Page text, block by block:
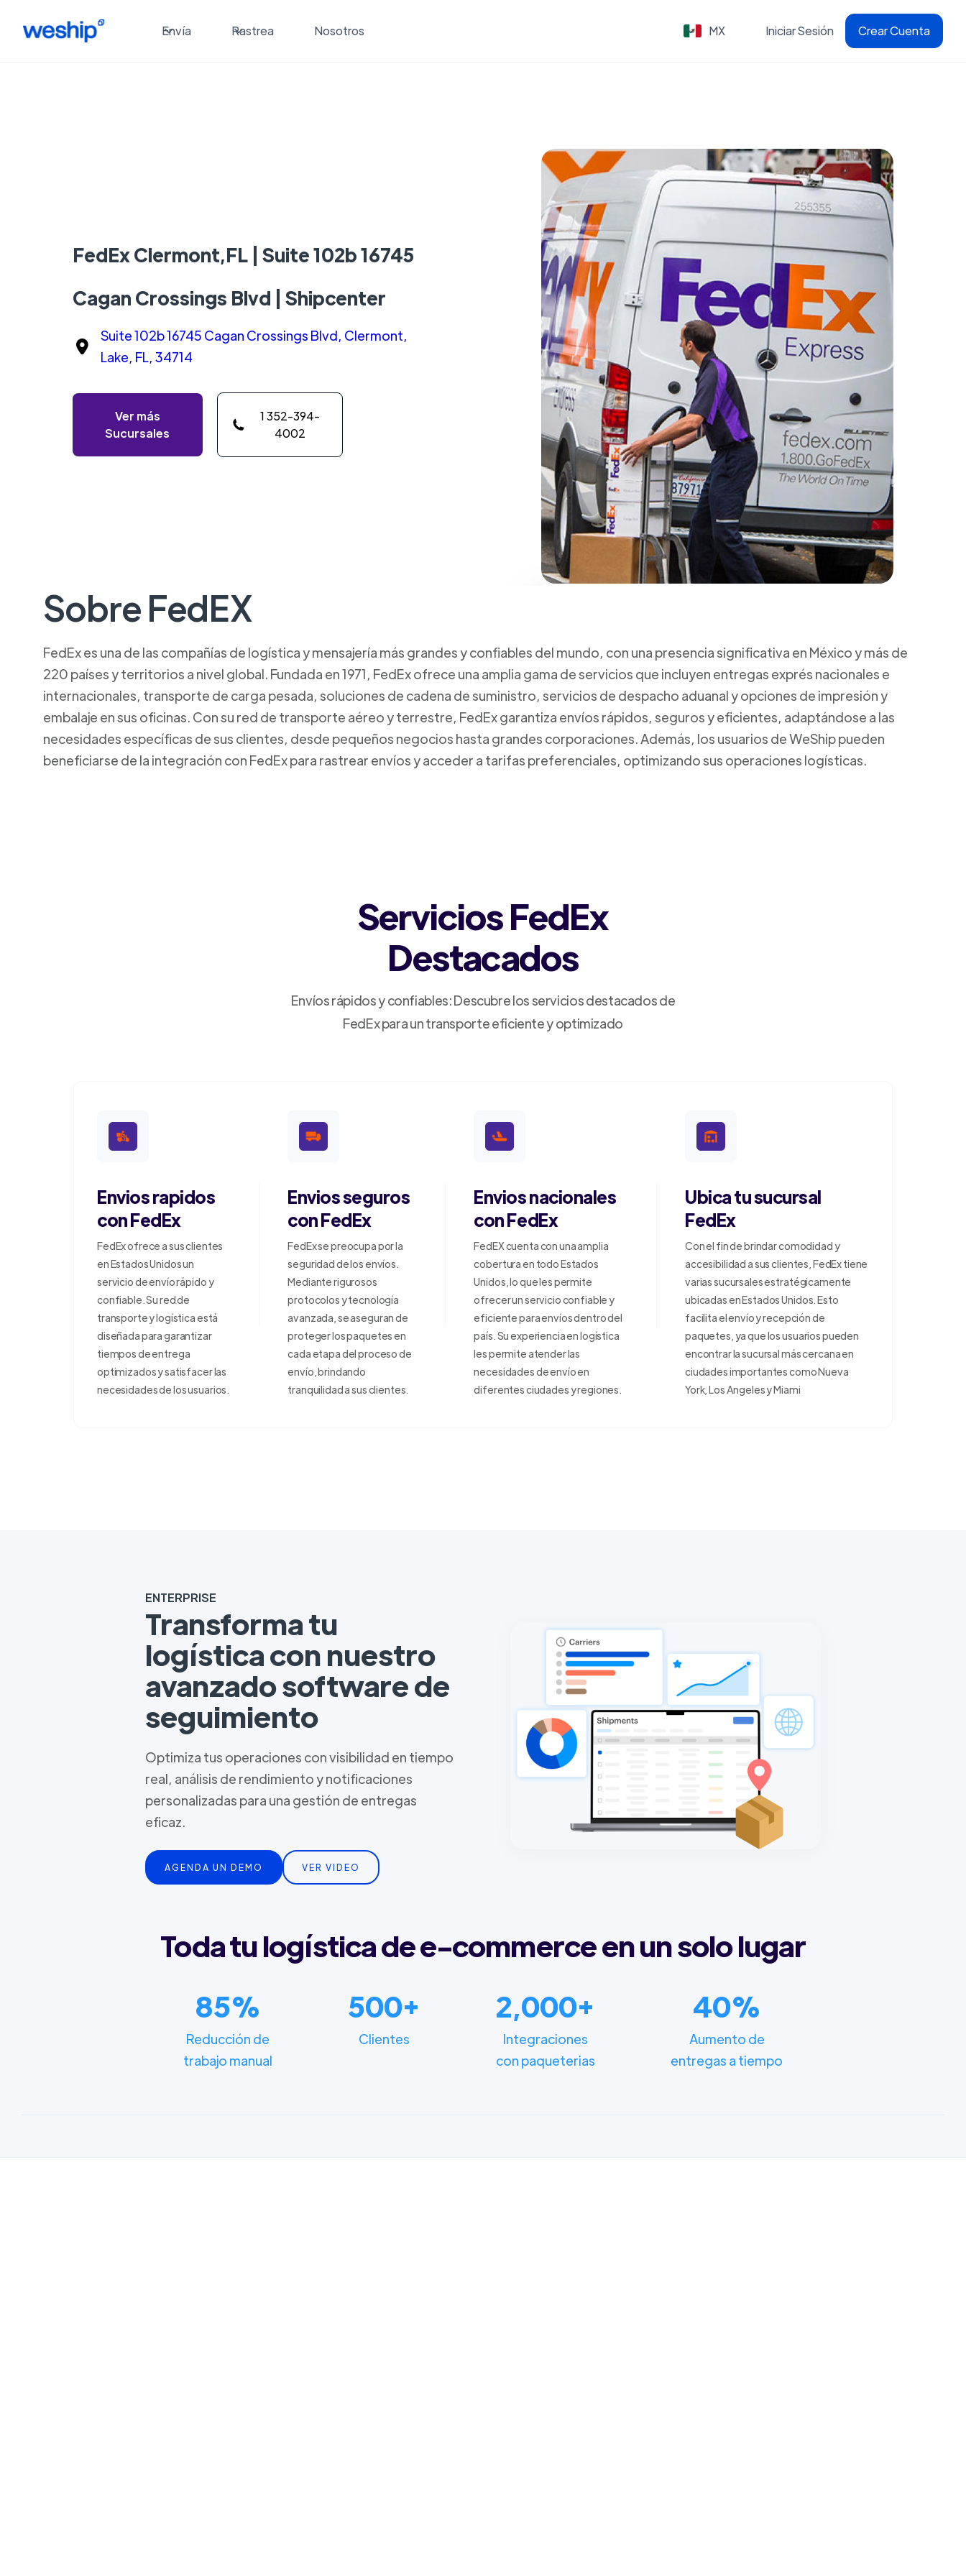
Envía Rastrea Nosotros MX Iniciar Sesión Crear Cuenta
FedEx Clermont,FL | Suite 102b 16745
Cagan Crossings Blvd | Shipcenter
Suite 102b 16745 Cagan Crossings Blvd, Clermont,
Lake, FL, 34714
Ver más
Sucursales
1 352-394-
4002
Sobre FedEX
FedEx es una de las compañías de logística y mensajería más grandes y confiables del mundo, con una presencia significativa en México y más de
220 países y territorios a nivel global. Fundada en 1971, FedEx ofrece una amplia gama de servicios que incluyen entregas exprés nacionales e
internacionales, transporte de carga pesada, soluciones de cadena de suministro, servicios de despacho aduanal y opciones de impresión y
embalaje en sus oficinas. Con su red de transporte aéreo y terrestre, FedEx garantiza envíos rápidos, seguros y eficientes, adaptándose a las
necesidades específicas de sus clientes, desde pequeños negocios hasta grandes corporaciones. Además, los usuarios de WeShip pueden
beneficiarse de la integración con FedEx para rastrear envíos y acceder a tarifas preferenciales, optimizando sus operaciones logísticas.
Servicios FedEx
Destacados
Envíos rápidos y confiables: Descubre los servicios destacados de
FedEx para un transporte eficiente y optimizado
Envios rapidos
con FedEx
FedEx ofrece a sus clientes
en Estados Unidos un
servicio de envío rápido y
confiable. Su red de
transporte y logística está
diseñada para garantizar
tiempos de entrega
optimizados y satisfacer las
necesidades de los usuarios.
Envios seguros
con FedEx
FedEx se preocupa por la
seguridad de los envíos.
Mediante rigurosos
protocolos y tecnología
avanzada, se aseguran de
proteger los paquetes en
cada etapa del proceso de
envío, brindando
tranquilidad a sus clientes.
Envios nacionales
con FedEx
FedEX cuenta con una amplia
cobertura en todo Estados
Unidos, lo que les permite
ofrecer un servicio confiable y
eficiente para envíos dentro del
país. Su experiencia en logística
les permite atender las
necesidades de envío en
diferentes ciudades y regiones.
Ubica tu sucursal
FedEx
Con el fin de brindar comodidad y
accesibilidad a sus clientes, FedEx tiene
varias sucursales estratégicamente
ubicadas en Estados Unidos. Esto
facilita el envío y recepción de
paquetes, ya que los usuarios pueden
encontrar la sucursal más cercana en
ciudades importantes como Nueva
York, Los Angeles y Miami
ENTERPRISE
Transforma tu
logística con nuestro
avanzado software de
seguimiento
Optimiza tus operaciones con visibilidad en tiempo
real, análisis de rendimiento y notificaciones
personalizadas para una gestión de entregas
eficaz.
AGENDA UN DEMO VER VIDEO
Toda tu logística de e-commerce en un solo lugar
85%
Reducción de
trabajo manual
500+
Clientes
2,000+
Integraciones
con paqueterias
40%
Aumento de
entregas a tiempo